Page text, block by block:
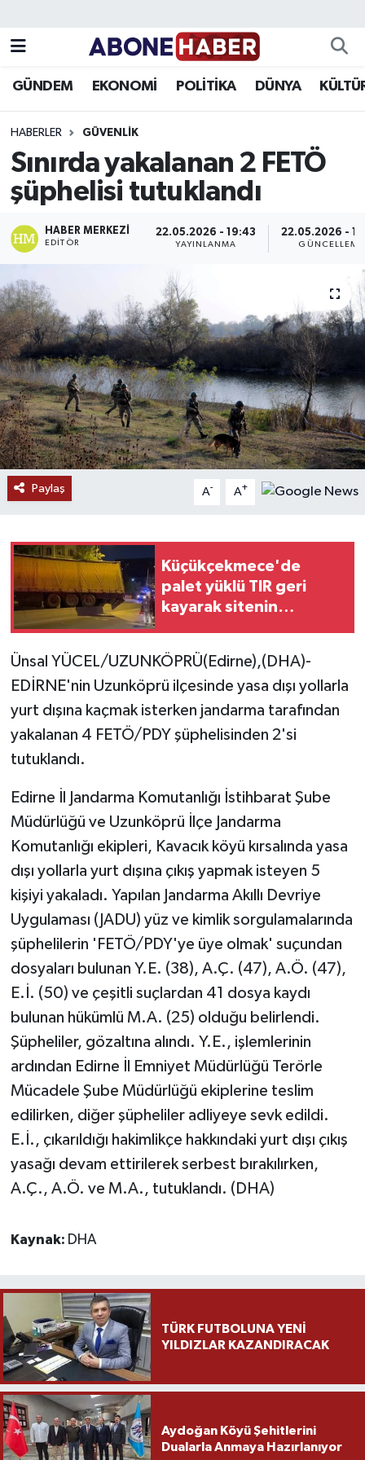
GÜNDEM EKONOMİ POLİTİKA DÜNYA
HABERLER GÜVENLIK
Sınırda yakalanan 2 FETÖ
şüphelisi tutuklandı
HABER MERKEZI
EDITÖR
22.05.2026 - 19:43
YAYINLANMA
22.05.2026 -
GÜNCELLEME
Paylaş A- A+
Küçükçekmece'de
palet yüklü TIR geri
kayarak sitenin
Ünsal YÜCEL/UZUNKÖPRÜ(Edirne),(DHA)-
EDİRNE'nin Uzunköprü ilçesinde yasa dışı yollarla
yurt dışına kaçmak isterken jandarma tarafından
yakalanan 4 FETÖ/PDY şüphelisinden 2'si
tutuklandı.
Edirne İl Jandarma Komutanlığı İstihbarat Şube
Müdürlüğü ve Uzunköprü İlçe Jandarma
Komutanlığı ekipleri, Kavacık köyü kırsalında yasa
dışı yollarla yurt dışına çıkış yapmak isteyen 5
kişiyi yakaladı. Yapılan Jandarma Akıllı Devriye
Uygulaması (JADU) yüz ve kimlik sorgulamalarında
şüphelilerin 'FETÖ/PDY'ye üye olmak' suçundan
dosyaları bulunan Y.E. (38), A.Ç. (47), A.Ö. (47),
E.İ. (50) ve çeşitli suçlardan 41 dosya kaydı
bulunan hükümlü M.A. (25) olduğu belirlendi.
Şüpheliler, gözaltına alındı. Y.E., işlemlerinin
ardından Edirne İl Emniyet Müdürlüğü Terörle
Mücadele Şube Müdürlüğü ekiplerine teslim
edilirken, diğer şüpheliler adliyeye sevk edildi.
E.İ., çıkarıldığı hakimlikçe hakkındaki yurt dışı çıkış
yasağı devam ettirilerek serbest bırakılırken,
A.Ç., A.Ö. ve M.A., tutuklandı. (DHA)
Kaynak: DHA
TÜRK FUTBOLUNA YENİ
YILDIZLAR KAZANDIRACAK
Aydoğan Köyü Şehitlerini
Dualarla Anmaya Hazırlanıyor
Asayiş
Bilim ve Teknoloji
Dünya
Eğitim
Ekonomi
Genel
Gündem
Kültür Sanat
Magazin
Sağlık
Son Dakika
Yaşam
Yerel
AboneHaber Özel
Süper Lig Puan Durumu ve Fikstür
Tüm Manşetler
Haber Arşivi